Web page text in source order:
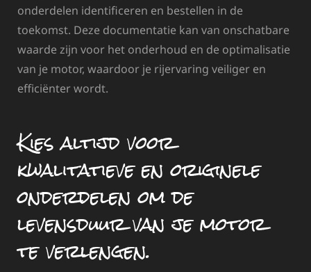
onderdelen identificeren en bestellen in de
toekomst. Deze documentatie kan van onschatbare
waarde zijn voor het onderhoud en de optimalisatie
van je motor, waardoor je rijervaring veiliger en
efficiënter wordt.
Kies altijd voor
kwalitatieve en originele
onderdelen om de
levensduur van je motor
te verlengen.